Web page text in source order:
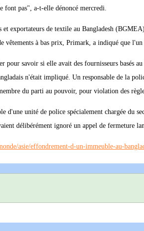
font pas", a-t-elle dénoncé mercredi.
et exportateurs de textile au Bangladesh
vêtements à bas prix, Primark, a indiqué que l'un
pour savoir si elle avait des fournisseurs basés
n'était impliqué. Un responsable de la
du parti au pouvoir, pour violation des
d'une unité de police spécialement chargée du
délibérément ignoré un appel de fermeture
asie/effondrement-d-un-immeuble-au-